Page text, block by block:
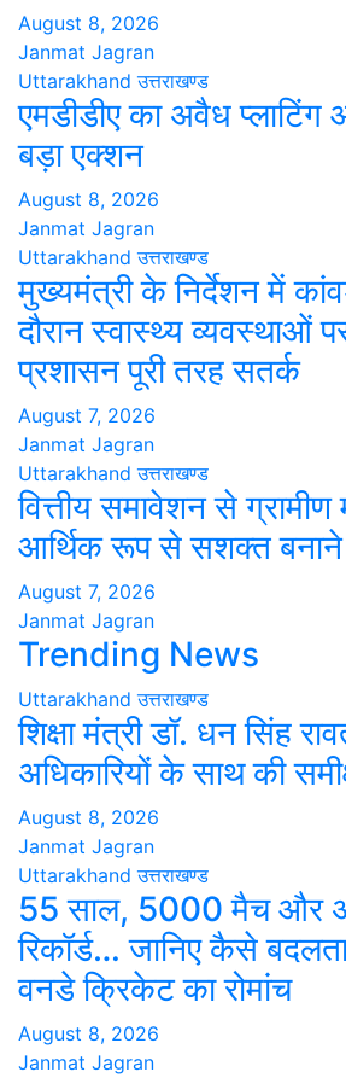
August 8, 2026
Janmat Jagran
Uttarakhand उत्तराखण्ड
एमडीडीए का अवैध प्लाटिंग
बड़ा एक्शन
August 8, 2026
Janmat Jagran
Uttarakhand उत्तराखण्ड
मुख्यमंत्री के निर्देशन में
दौरान स्वास्थ्य व्यवस्थाओं
प्रशासन पूरी तरह सतर्क
August 7, 2026
Janmat Jagran
Uttarakhand उत्तराखण्ड
वित्तीय समावेशन से
आर्थिक रूप से सशक्त बनाने
August 7, 2026
Janmat Jagran
Trending News
Uttarakhand उत्तराखण्ड
शिक्षा मंत्री डॉ. धन सिंह
अधिकारियों के साथ की
August 8, 2026
Janmat Jagran
Uttarakhand उत्तराखण्ड
55 साल, 5000 मैच और
रिकॉर्ड… जानिए कैसे
वनडे क्रिकेट का रोमांच
August 8, 2026
Janmat Jagran